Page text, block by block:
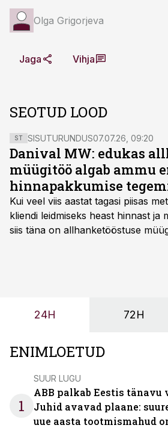
Olga Grigorjeva
Jaga Vihja
SEOTUD LOOD
ST SISUTURUNDUS07.07.26, 09:20
Danival MW: edukas
müügitöö algab ammu
hinnapakkumise
Kui veel viis aastat tagasi piisas
kliendi leidmiseks heast hinnast ja
siis täna on allhanketööstuse
24H 72H
ENIMLOETUD
1
SUUR LUGU
ABB palkab Eestis tänavu
Juhid avavad plaane:
uue aasta tootmismahud